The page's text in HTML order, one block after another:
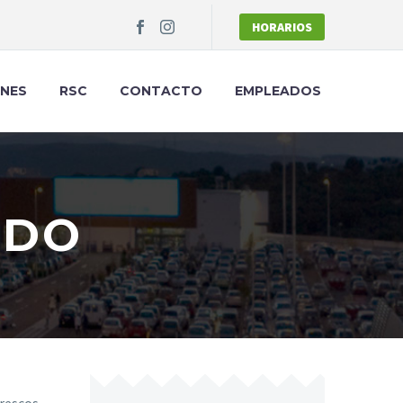
HORARIOS
RSC CONTACTO EMPLEADOS